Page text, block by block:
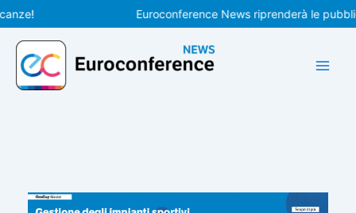
Vai
al
contenuto
Euroconference News riprenderà le